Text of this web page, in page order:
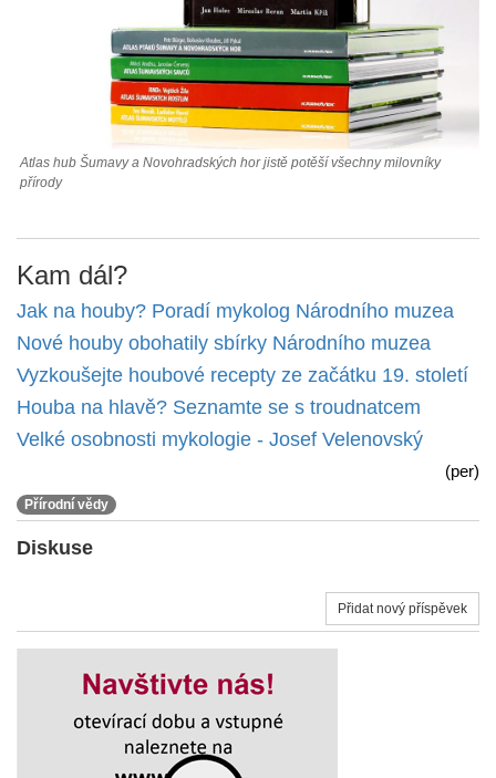
Atlas hub Šumavy a Novohradských hor jistě potěší všechny milovníky
přírody
Kam dál?
Jak na houby? Poradí mykolog Národního muzea
Nové houby obohatily sbírky Národního muzea
Vyzkoušejte houbové recepty ze začátku 19. století
Houba na hlavě? Seznamte se s troudnatcem
Velké osobnosti mykologie - Josef Velenovský
(per)
Přírodní vědy
Diskuse
Přidat nový příspěvek